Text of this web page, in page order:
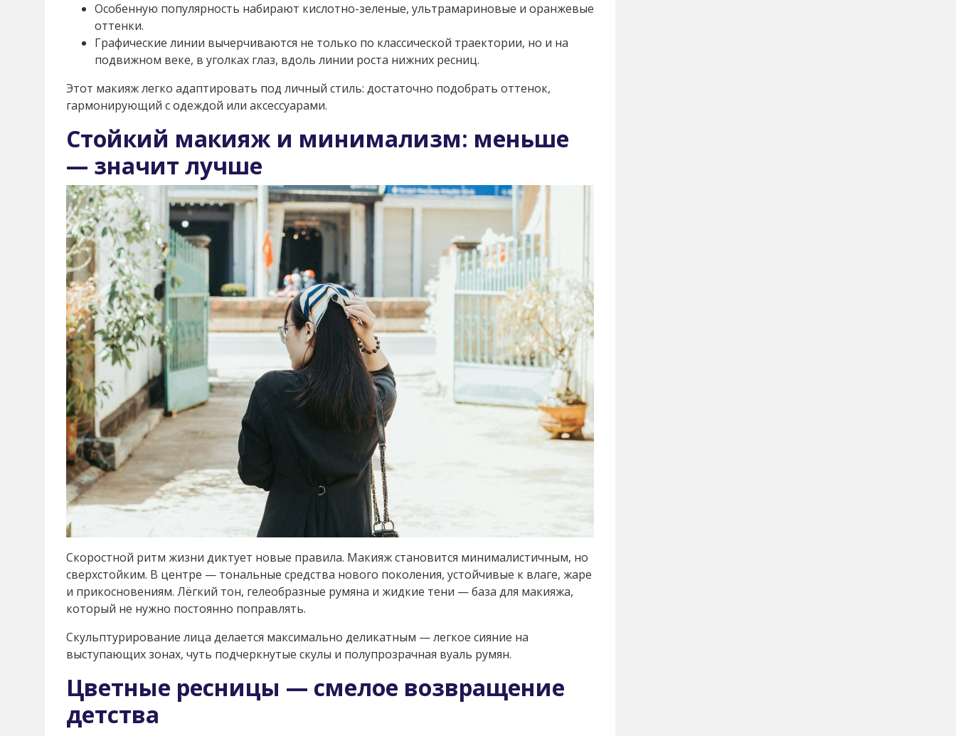
Особенную популярность набирают кислотно-зеленые, ультрамариновые и оранжевые
оттенки.
Графические линии вычерчиваются не только по классической траектории, но и на
подвижном веке, в уголках глаз, вдоль линии роста нижних ресниц.
Этот макияж легко адаптировать под личный стиль: достаточно подобрать оттенок,
гармонирующий с одеждой или аксессуарами.
Стойкий макияж и минимализм: меньше
— значит лучше
Скоростной ритм жизни диктует новые правила. Макияж становится минималистичным, но
сверхстойким. В центре — тональные средства нового поколения, устойчивые к влаге, жаре
и прикосновениям. Лёгкий тон, гелеобразные румяна и жидкие тени — база для макияжа,
который не нужно постоянно поправлять.
Скульптурирование лица делается максимально деликатным — легкое сияние на
выступающих зонах, чуть подчеркнутые скулы и полупрозрачная вуаль румян.
Цветные ресницы — смелое возвращение
детства